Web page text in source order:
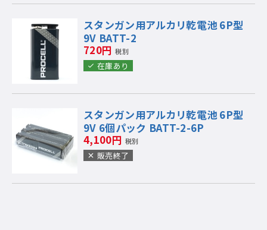
スタンガン用アルカリ乾電池 6P型
9V BATT-2
720円 税別
在庫あり
スタンガン用アルカリ乾電池 6P型
9V 6個パック BATT-2-6P
4,100円 税別
販売終了